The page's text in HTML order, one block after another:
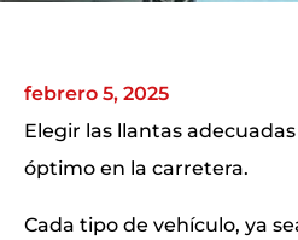
febrero 5, 2025
Elegir las llantas
óptimo en la carretera.
Cada tipo de vehículo, ya